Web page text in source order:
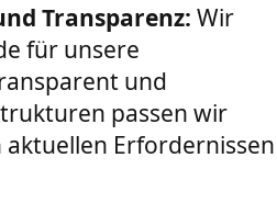
Transparenz: Wir
für unsere
und
passen wir
Erfordernissen